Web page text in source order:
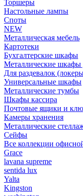
Торшеры
Настольные лампы
Споты
NEW
Металлическая мебель
Картотеки
Бухгалтерские шкафы
Металлические шкафы
Для раздевалок
Универсальные шкафы
Металлические тумбы
Шкафы кассира
Почтовые ящики и
Камеры хранения
Металлические
Сейфы
Все коллекции
Grace
lavana supreme
sentida lux
Yalta
Kingston